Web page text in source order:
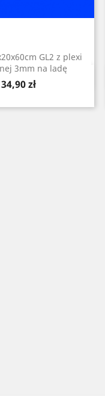
GL2 z plexi
3mm na ladę
zł
podgląd